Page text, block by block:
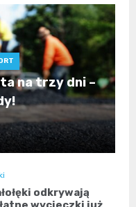
na trzy dni –
odkrywają